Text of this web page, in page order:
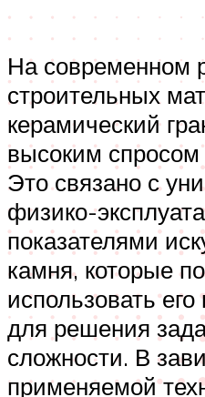
На современном
строительных
керамический
высоким
Это связано с
физико-
показателями
камня, которые
использовать
для решения
сложности. В
применяемой